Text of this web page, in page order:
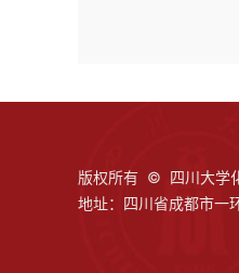
版权所有 © 四川大学
地址：四川省成都市